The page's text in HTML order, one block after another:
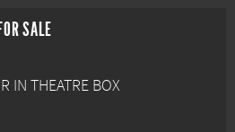
SALE
IN THEATRE BOX